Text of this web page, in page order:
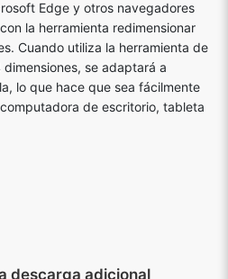
Edge y otros navegadores
la herramienta redimensionar
Cuando utiliza la herramienta de
se adaptará a
lo que hace que sea fácilmente
de escritorio, tableta
descarga adicional